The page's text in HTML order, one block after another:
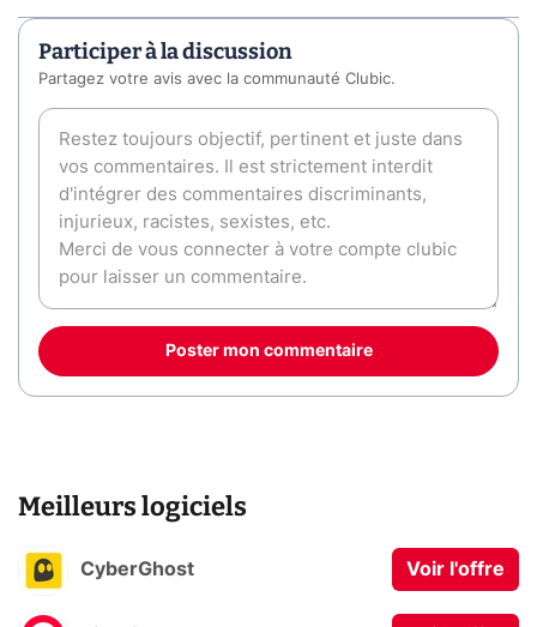
Participer à la discussion
Partagez votre avis avec la communauté Clubic.
Poster mon commentaire
Meilleurs logiciels
CyberGhost Voir l'offre